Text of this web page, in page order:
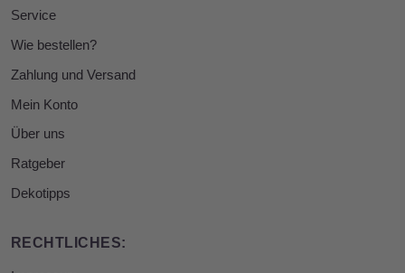
Service
Wie bestellen?
Zahlung und Versand
Mein Konto
Über uns
Ratgeber
Dekotipps
RECHTLICHES: